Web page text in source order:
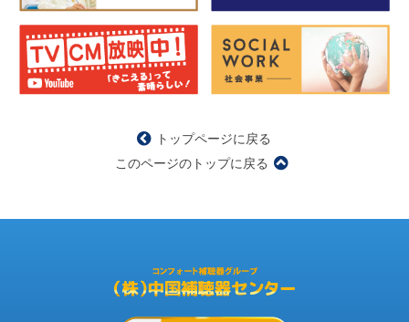
トップページに戻る
このページのトップに戻る